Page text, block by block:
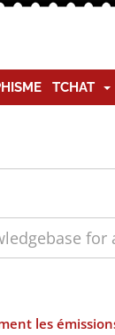
TCHAT
les